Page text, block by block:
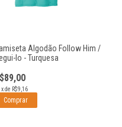
Algodão Follow Him /
lo - Turquesa
xde R$9,16
Comprar